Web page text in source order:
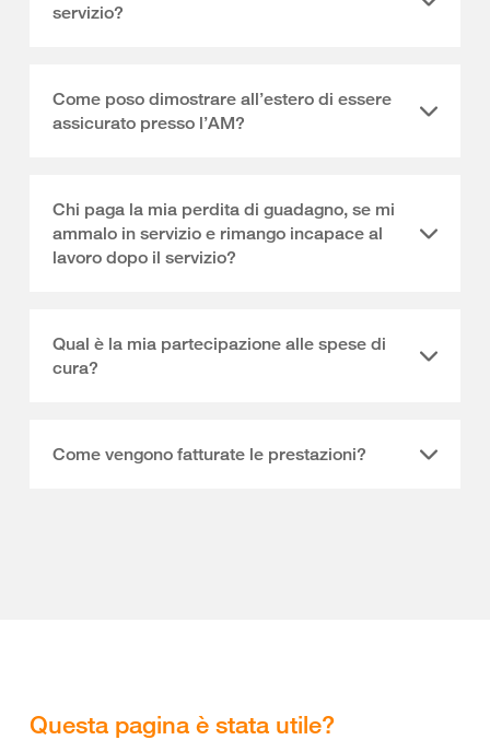
servizio?
Come poso dimostrare all’estero di essere
assicurato presso l’AM?
Chi paga la mia perdita di guadagno, se mi
ammalo in servizio e rimango incapace al
lavoro dopo il servizio?
Qual è la mia partecipazione alle spese di
cura?
Come vengono fatturate le prestazioni?
Questa pagina è stata utile?